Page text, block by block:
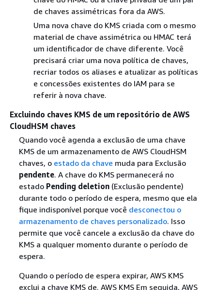
de chaves assimétricas fora da AWS.
Uma nova chave do KMS criada com o mesmo
material de chave assimétrica ou HMAC terá
um identificador de chave diferente. Você
precisará criar uma nova política de chaves,
recriar todos os aliases e atualizar as políticas
e concessões existentes do IAM para se
referir à nova chave.
Excluindo chaves KMS de um repositório de AWS
CloudHSM chaves
Quando você agenda a exclusão de uma chave
KMS de um armazenamento de AWS CloudHSM
chaves, o estado da chave muda para Exclusão
pendente. A chave do KMS permanecerá no
estado Pending deletion(Exclusão pendente)
durante todo o período de espera, mesmo que ela
fique indisponível porque você desconectou o
armazenamento de chaves personalizado. Isso
permite que você cancele a exclusão da chave do
KMS a qualquer momento durante o período de
espera.
Quando o período de espera expirar, AWS KMS
exclui a chave KMS de. AWS KMS Em seguida, AWS